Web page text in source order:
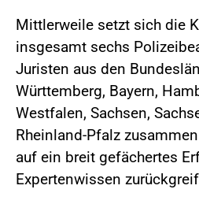
Mittlerweile setzt sich die
insgesamt sechs
Juristen aus den
Württemberg, Bayern,
Westfalen, Sachsen,
Rheinland-Pfalz
auf ein breit gefächertes
Expertenwissen